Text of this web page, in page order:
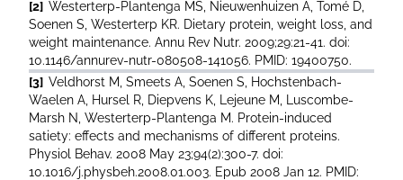
[2] Westerterp-Plantenga MS, Nieuwenhuizen A, Tomé D,
Soenen S, Westerterp KR. Dietary protein, weight loss, and
weight maintenance. Annu Rev Nutr. 2009;29:21-41. doi:
10.1146/annurev-nutr-080508-141056. PMID: 19400750.
[3] Veldhorst M, Smeets A, Soenen S, Hochstenbach-
Waelen A, Hursel R, Diepvens K, Lejeune M, Luscombe-
Marsh N, Westerterp-Plantenga M. Protein-induced
satiety: effects and mechanisms of different proteins.
Physiol Behav. 2008 May 23;94(2):300-7. doi:
10.1016/j.physbeh.2008.01.003. Epub 2008 Jan 12. PMID: